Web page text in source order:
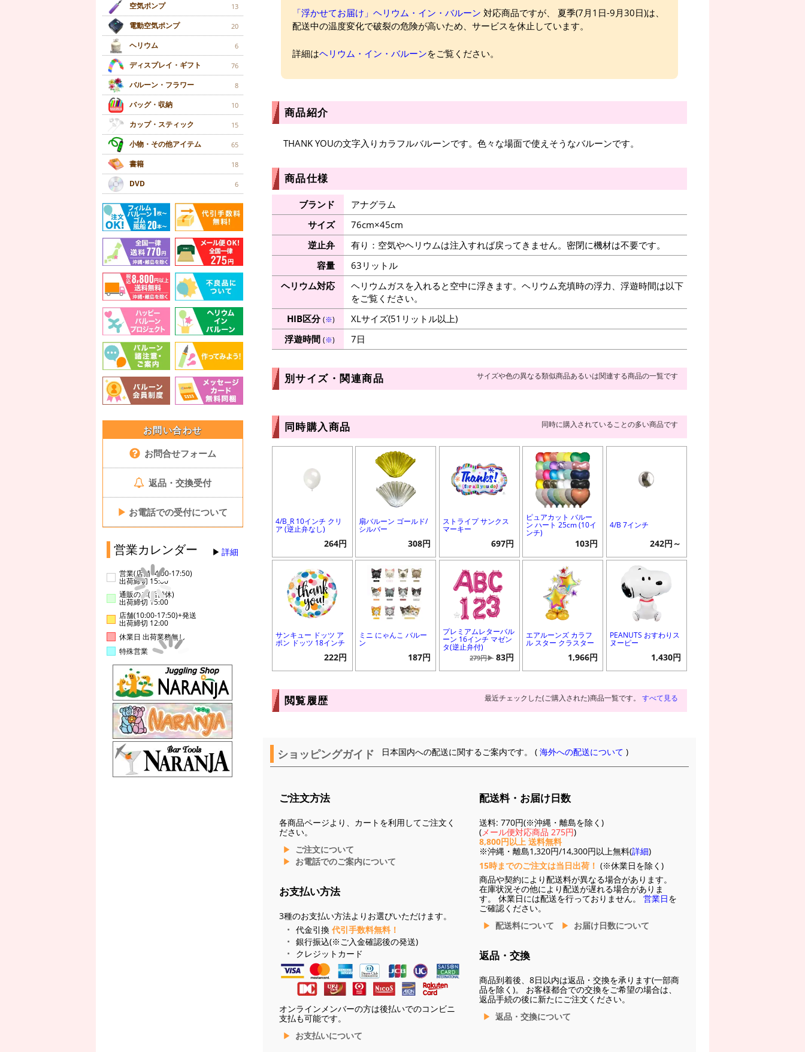
空気ポンプ 13
電動空気ポンプ 20
ヘリウム 6
ディスプレイ・ギフト 76
バルーン・フラワー 8
バッグ・収納 10
カップ・スティック 15
小物・その他アイテム 65
書籍 18
DVD 6
お問い合わせ
お問合せフォーム
返品・交換受付
▶ お電話での受付について
営業カレンダー 詳細
営業(店舗14:00-17:50)
出荷締切 15:00
通販のみ(店舗休)
出荷締切 15:00
店舗(10:00-17:50)+発送
出荷締切 12:00
休業日 出荷業務無し
特殊営業
「浮かせてお届け」ヘリウム・イン・バルーン 対応商品ですが、 夏季(7月1日-9月30日)は、
配送中の温度変化で破裂の危険が高いため、サービスを休止しています。
詳細はヘリウム・イン・バルーンをご覧ください。
商品紹介
THANK YOUの文字入りカラフルバルーンです。色々な場面で使えそうなバルーンです。
商品仕様
ブランド
アナグラム
サイズ
76cm×45cm
逆止弁
有り：空気やヘリウムは注入すれば戻ってきません。密閉に機材は不要です。
容量
63リットル
ヘリウム対応
ヘリウムガスを入れると空中に浮きます。ヘリウム充填時の浮力、浮遊時間は以下
をご覧ください。
HIB区分(※)
XLサイズ(51リットル以上)
浮遊時間 (※) 7日
別サイズ・関連商品 サイズや色の異なる類似商品あるいは関連する商品の一覧です
同時購入商品 同時に購入されていることの多い商品です
4/B_R 10インチ クリ
ア (逆止弁なし)
264円
扇バルーン ゴールド/
シルバー
308円
ストライプ サンクス
マーキー
697円
ピュアカット バルー
ン ハート 25cm (10イ
ンチ)
103円
4/B 7インチ
242円～
サンキュー ドッツ ア
ポン ドッツ 18インチ
222円
ミニ にゃんこ バルー
ン
187円
プレミアムレターバル
ーン 16インチ マゼン
タ(逆止弁付)
279円▶ 83円
エアルーンズ カラフ
ル スター クラスター
1,966円
PEANUTS おすわりス
ヌーピー
1,430円
閲覧履歴 最近チェックした(ご購入された)商品一覧です。 すべて見る
ショッピングガイド 日本国内への配送に関するご案内です。 (海外への配送について )
ご注文方法
各商品ページより、カートを利用してご注文く
ださい。
ご注文について
お電話でのご案内について
お支払い方法
3種のお支払い方法よりお選びいただけます。
代金引換 代引手数料無料！
銀行振込(※ご入金確認後の発送)
クレジットカード
オンラインメンバーの方は後払いでのコンビニ
支払も可能です。
お支払いについて
配送料・お届け日数
送料: 770円(※沖縄・離島を除く)
(メール便対応商品 275円)
8,800円以上 送料無料
※沖縄・離島1,320円/14,300円以上無料(詳細)
15時までのご注文は当日出荷！ (※休業日を除く)
商品や契約により配送料が異なる場合があります。
在庫状況その他により配送が遅れる場合がありま
す。 休業日には配送を行っておりません。 営業日を
ご確認ください。
配送料について
お届け日数について
返品・交換
商品到着後、8日以内は返品・交換を承ります(一部商
品を除く)。 お客様都合での交換をご希望の場合は、
返品手続の後に新たにご注文ください。
返品・交換について